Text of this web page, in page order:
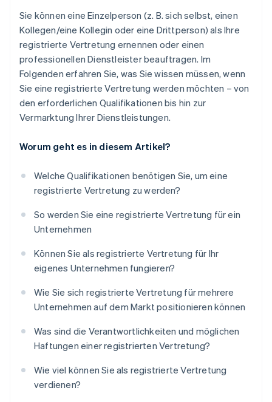
Sie können eine Einzelperson (z. B. sich selbst, einen
Kollegen/eine Kollegin oder eine Drittperson) als Ihre
registrierte Vertretung ernennen oder einen
professionellen Dienstleister beauftragen. Im
Folgenden erfahren Sie, was Sie wissen müssen, wenn
Sie eine registrierte Vertretung werden möchten – von
den erforderlichen Qualifikationen bis hin zur
Vermarktung Ihrer Dienstleistungen.
Worum geht es in diesem Artikel?
Welche Qualifikationen benötigen Sie, um eine
registrierte Vertretung zu werden?
So werden Sie eine registrierte Vertretung für ein
Unternehmen
Können Sie als registrierte Vertretung für Ihr
eigenes Unternehmen fungieren?
Wie Sie sich registrierte Vertretung für mehrere
Unternehmen auf dem Markt positionieren können
Was sind die Verantwortlichkeiten und möglichen
Haftungen einer registrierten Vertretung?
Wie viel können Sie als registrierte Vertretung
verdienen?